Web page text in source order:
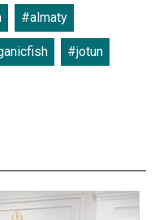
#almaty
#jotun